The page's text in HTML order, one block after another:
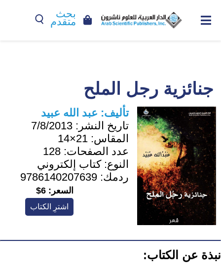
بحث
متقدم
جنائزية رجل الملح
تأليف: عبد الله عبيد
تاريخ النشر: 7/8/2013
المقاس: 21×14
عدد الصفحات: 128
النوع:كتاب إلكتروني
ردمك: 9786140207639
السعر: 6$
اشترِ الكتاب
نبذة عن الكتاب: